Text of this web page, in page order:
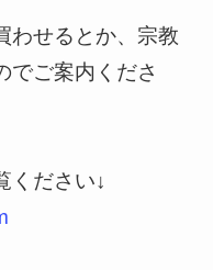
わせるとか、宗教
でご案内くださ
ください↓